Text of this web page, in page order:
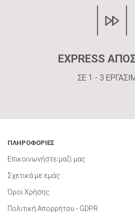
EXPRESS
ΣΕ 1 - 3
ΠΛΗΡΟΦΟΡΙΕΣ
Επικοινωνήστε μαζί μας
Σχετικά με εμάς
Όροι Χρήσης
Πολιτική Απορρήτου - GDPR